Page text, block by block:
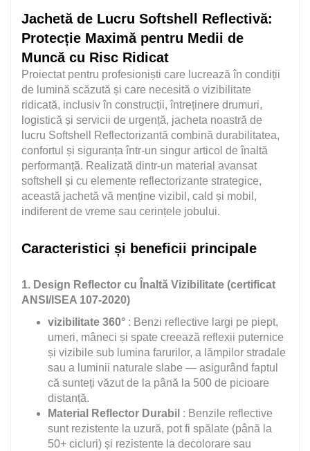
Jachetă de Lucru Softshell Reflectivă:
Protecție Maximă pentru Medii de
Muncă cu Risc Ridicat
Proiectat pentru profesioniști care lucrează în condiții
de lumină scăzută și care necesită o vizibilitate
ridicată, inclusiv în construcții, întreținere drumuri,
logistică și servicii de urgență, jacheta noastră de
lucru Softshell Reflectorizantă combină durabilitatea,
confortul și siguranța într-un singur articol de înaltă
performanță. Realizată dintr-un material avansat
softshell și cu elemente reflectorizante strategice,
această jachetă vă menține vizibil, cald și mobil,
indiferent de vreme sau cerințele jobului.
Caracteristici și beneficii principale
1. Design Reflector cu Înaltă Vizibilitate (certificat
ANSI/ISEA 107-2020)
vizibilitate 360° : Benzi reflective largi pe piept,
umeri, mâneci și spate creează reflexii puternice
și vizibile sub lumina farurilor, a lămpilor stradale
sau a luminii naturale slabe — asigurând faptul
că sunteți văzut de la până la 500 de picioare
distanță.
Material Reflector Durabil : Benzile reflective
sunt rezistente la uzură, pot fi spălate (până la
50+ cicluri) și rezistente la decolorare sau